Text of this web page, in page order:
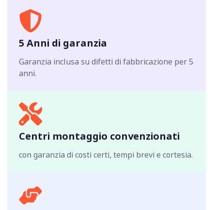
5 Anni di garanzia
Garanzia inclusa su difetti di fabbricazione per 5
anni.
Centri montaggio convenzionati
con garanzia di costi certi, tempi brevi e cortesia.